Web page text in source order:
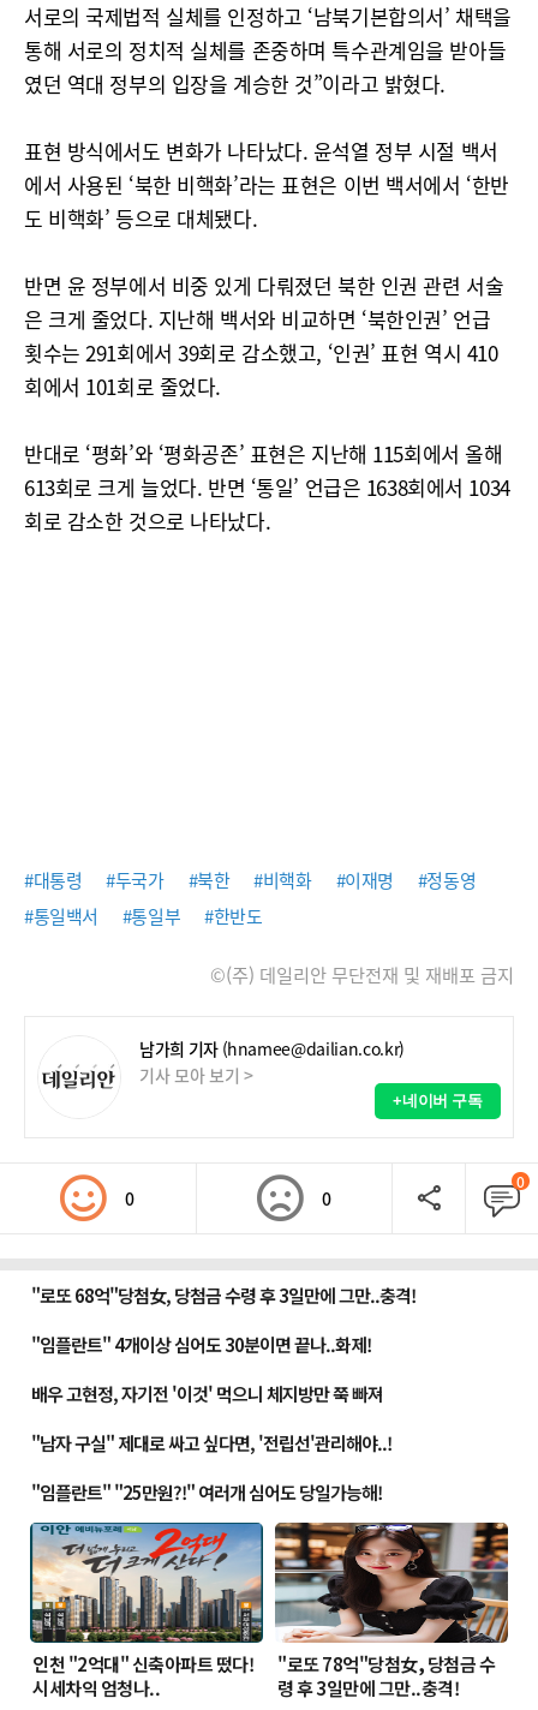
서로의 국제법적 실체를 인정하고 ‘남북기본합의서’ 채택을
통해 서로의 정치적 실체를 존중하며 특수관계임을 받아들
였던 역대 정부의 입장을 계승한 것”이라고 밝혔다.
표현 방식에서도 변화가 나타났다. 윤석열 정부 시절 백서
에서 사용된 ‘북한 비핵화’라는 표현은 이번 백서에서 ‘한반
도 비핵화’ 등으로 대체됐다.
반면 윤 정부에서 비중 있게 다뤄졌던 북한 인권 관련 서술
은 크게 줄었다. 지난해 백서와 비교하면 ‘북한인권’ 언급
횟수는 291회에서 39회로 감소했고, ‘인권’ 표현 역시 410
회에서 101회로 줄었다.
반대로 ‘평화’와 ‘평화공존’ 표현은 지난해 115회에서 올해
613회로 크게 늘었다. 반면 ‘통일’ 언급은 1638회에서 1034
회로 감소한 것으로 나타났다.
#대통령 #두국가 #북한 #비핵화 #이재명
#정동영
#통일백서
#통일부 #한반도
©(주) 데일리안 무단전재 및 재배포 금지
남가희 기자 (hnamee@dailian.co.kr)
기사 모아 보기 >
+네이버 구독
0 0
0